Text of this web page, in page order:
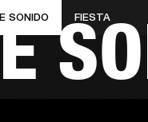
ALTAVOCES AURICULARES
SONIDO FIESTA